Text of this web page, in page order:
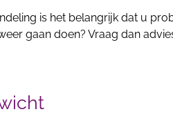
is het belangrijk dat u
gaan doen? Vraag dan